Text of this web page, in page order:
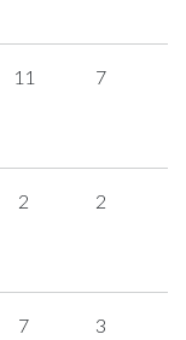
11 7
2 2
7 3